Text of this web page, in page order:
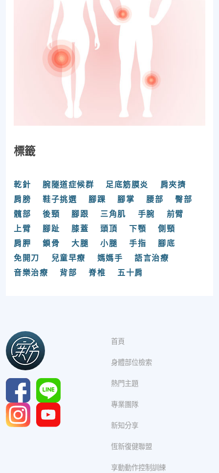
標籤
乾針 腕隧道症候群 足底筋膜炎
肩夾擠
肩膀
鞋子挑選 腳踝 腳掌 腰部
臀部
髖部
後頸 腳跟 三角肌 手腕
前臂
上臂
腳趾 膝蓋 頭頂 下顎
側頸
肩胛
鎖骨 大腿 小腿 手指
腳底
免開刀
兒童早療 媽媽手
語言治療
音樂治療
背部 脊椎 五十肩
首頁
身體部位檢索
熱門主題
專業團隊
新知分享
恆新復健聯盟
享動動作控制訓練